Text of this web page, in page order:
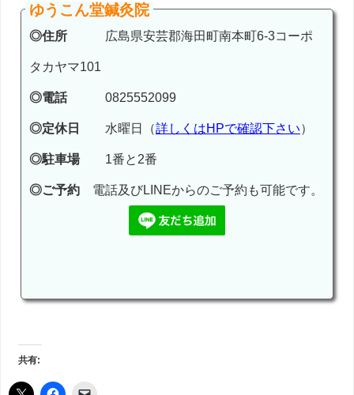
ゆうこん堂鍼灸院
◎住所 広島県安芸郡海田町南本町6-3コーポ
タカヤマ101
◎電話0825552099
◎定休日 水曜日（詳しくはHPで確認下さい）
◎駐車場1番と2番
◎ご予約 電話及びLINEからのご予約も可能です。
共有: